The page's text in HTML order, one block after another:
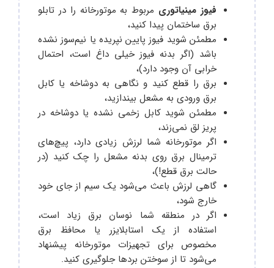
فیوز مینیاتوری مربوط به موتورخانه را در تابلو
برق ساختمان پیدا کنید،
مطمئن شوید فیوز پایین نپریده یا نیم‌سوز نشده
باشد (اگر بدنه فیوز خیلی داغ است، احتمال
خرابی آن وجود دارد)،
برق را قطع کنید و نگاهی به دوشاخه یا کابل
برق ورودی به مشعل بیندازید،
مطمئن شوید کابل زخمی نشده یا دوشاخه در
پریز لق نمی‌زند،
اگر موتورخانه شما لرزش زیادی دارد، پیچ‌های
ترمینال برق روی بدنه مشعل را چک کنید (در
حالت برق قطع!)،
گاهی لرزش باعث می‌شود یک سیم از جای خود
خارج شود،
اگر در منطقه شما نوسان برق زیاد است،
استفاده از یک استابلایزر یا محافظ برق
مخصوص برای تجهیزات موتورخانه پیشنهاد
می‌شود تا از سوختن بردها جلوگیری کنید.